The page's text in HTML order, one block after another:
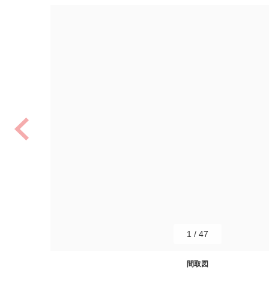
間取図
1 / 47